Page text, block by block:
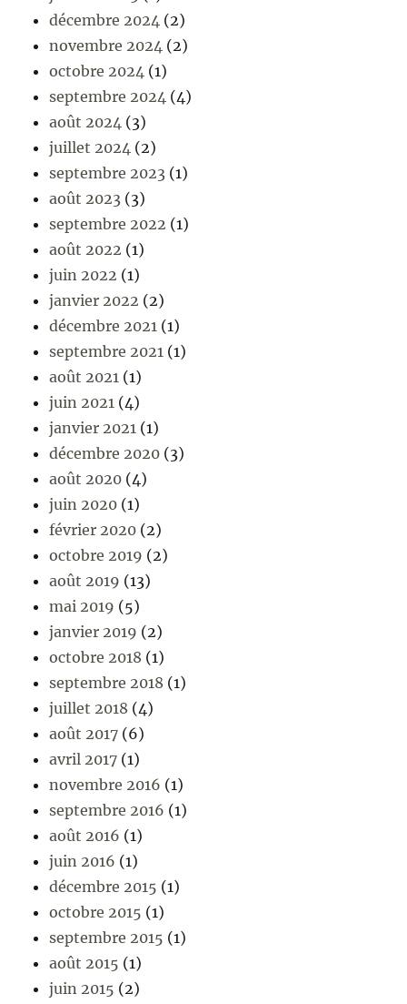
décembre 2024 (2)
novembre 2024 (2)
octobre 2024 (1)
septembre 2024 (4)
août 2024 (3)
juillet 2024 (2)
septembre 2023 (1)
août 2023 (3)
septembre 2022 (1)
août 2022 (1)
juin 2022 (1)
janvier 2022 (2)
décembre 2021 (1)
septembre 2021 (1)
août 2021 (1)
juin 2021 (4)
janvier 2021 (1)
décembre 2020 (3)
août 2020 (4)
juin 2020 (1)
février 2020 (2)
octobre 2019 (2)
août 2019 (13)
mai 2019 (5)
janvier 2019 (2)
octobre 2018 (1)
septembre 2018 (1)
juillet 2018 (4)
août 2017 (6)
avril 2017 (1)
novembre 2016 (1)
septembre 2016 (1)
août 2016 (1)
juin 2016 (1)
décembre 2015 (1)
octobre 2015 (1)
septembre 2015 (1)
août 2015 (1)
juin 2015 (2)